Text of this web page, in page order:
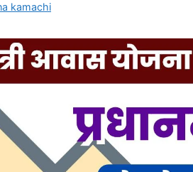
kamachi